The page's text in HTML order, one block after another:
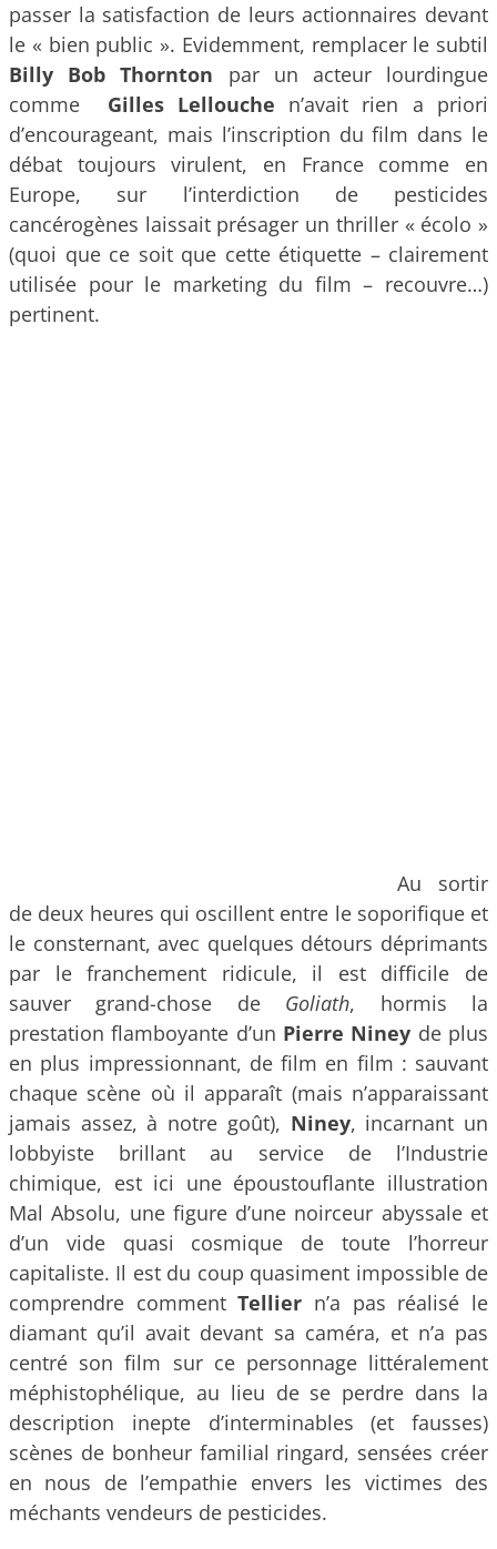
passer la satisfaction de leurs actionnaires devant
le « bien public ». Evidemment, remplacer le subtil
Billy Bob Thornton par un acteur lourdingue
comme Gilles Lellouche n’avait rien a priori
d’encourageant, mais l’inscription du film dans le
débat toujours virulent, en France comme en
Europe, sur l’interdiction de pesticides
cancérogènes laissait présager un thriller « écolo »
(quoi que ce soit que cette étiquette – clairement
utilisée pour le marketing du film – recouvre…)
pertinent.
Au sortir
de deux heures qui oscillent entre le soporifique et
le consternant, avec quelques détours déprimants
par le franchement ridicule, il est difficile de
sauver grand-chose de Goliath, hormis la
prestation flamboyante d’un Pierre Niney de plus
en plus impressionnant, de film en film : sauvant
chaque scène où il apparaît (mais n’apparaissant
jamais assez, à notre goût), Niney, incarnant un
lobbyiste brillant au service de l’Industrie
chimique, est ici une époustouflante illustration
Mal Absolu, une figure d’une noirceur abyssale et
d’un vide quasi cosmique de toute l’horreur
capitaliste. Il est du coup quasiment impossible de
comprendre commentTellier n’a pas réalisé le
diamant qu’il avait devant sa caméra, et n’a pas
centré son film sur ce personnage littéralement
méphistophélique, au lieu de se perdre dans la
description inepte d’interminables (et fausses)
scènes de bonheur familial ringard, sensées créer
en nous de l’empathie envers les victimes des
méchants vendeurs de pesticides.